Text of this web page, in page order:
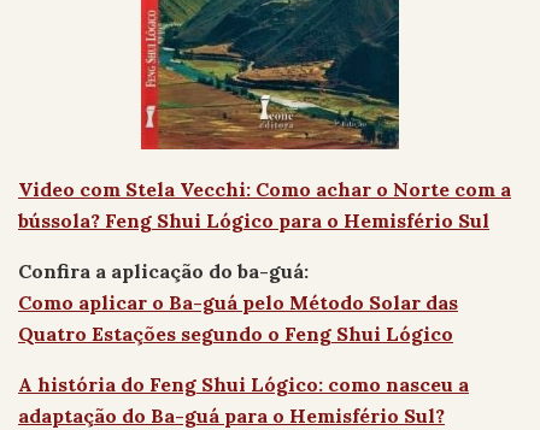
Video com Stela Vecchi: Como achar o Norte com a
bússola? Feng Shui Lógico para o Hemisfério Sul
Confira a aplicação do ba-guá:
Como aplicar o Ba-guá pelo Método Solar das
Quatro Estações segundo o Feng Shui Lógico
A história do Feng Shui Lógico: como nasceu a
adaptação do Ba-guá para o Hemisfério Sul?